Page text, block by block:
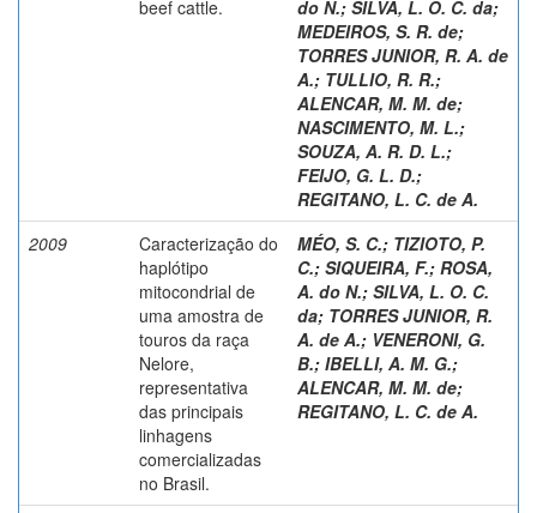
beef cattle. do N.; SILVA, L. O. C. da;
MEDEIROS, S. R. de;
TORRES JUNIOR, R. A. de
A.; TULLIO, R. R.;
ALENCAR, M. M. de;
NASCIMENTO, M. L.;
SOUZA, A. R. D. L.;
FEIJO, G. L. D.;
REGITANO, L. C. de A.
2009
Caracterização do
haplótipo
mitocondrial de
uma amostra de
touros da raça
Nelore,
representativa
das principais
linhagens
comercializadas
no Brasil.
MÉO, S. C.; TIZIOTO, P.
C.; SIQUEIRA, F.; ROSA,
A. do N.; SILVA, L. O. C.
da; TORRES JUNIOR, R.
A. de A.; VENERONI, G.
B.; IBELLI, A. M. G.;
ALENCAR, M. M. de;
REGITANO, L. C. de A.